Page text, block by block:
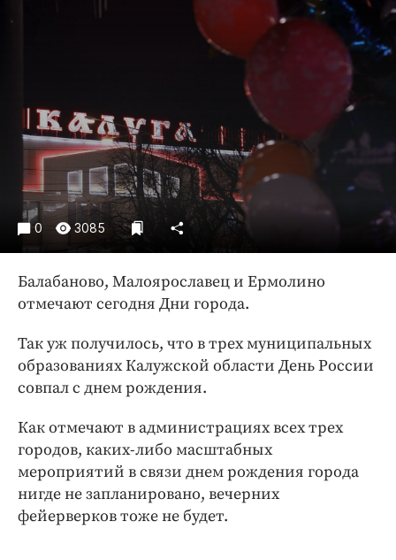
Криминал
Общество
Погода
Праздники
Происшествия
Спорт
Экономика и бизнес
ПРОЕКТЫ
Издания
Медиаперсона
Интересное чтиво
Клиника года
Бренд года
Работодатель года
0 3085
Балабаново, Малоярославец и Ермолино
отмечают сегодня Дни города.
Так уж получилось, что в трех муниципальных
образованиях Калужской области День России
совпал с днем рождения.
Как отмечают в администрациях всех трех
городов, каких-либо масштабных
мероприятий в связи днем рождения города
нигде не запланировано, вечерних
фейерверков тоже не будет.